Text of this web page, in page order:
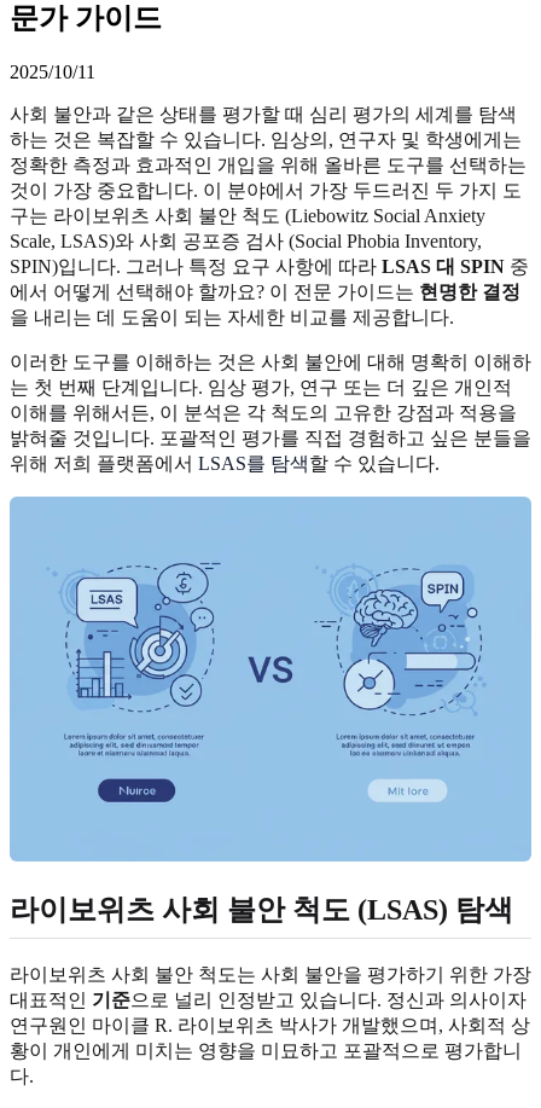
문가 가이드
2025/10/11
사회 불안과 같은 상태를 평가할 때 심리 평가의 세계를 탐색
하는 것은 복잡할 수 있습니다. 임상의, 연구자 및 학생에게는
정확한 측정과 효과적인 개입을 위해 올바른 도구를 선택하는
것이 가장 중요합니다. 이 분야에서 가장 두드러진 두 가지 도
구는 라이보위츠 사회 불안 척도 (Liebowitz Social Anxiety
Scale, LSAS)와 사회 공포증 검사 (Social Phobia Inventory,
SPIN)입니다. 그러나 특정 요구 사항에 따라 LSAS 대 SPIN 중
에서 어떻게 선택해야 할까요? 이 전문 가이드는 현명한 결정
을 내리는 데 도움이 되는 자세한 비교를 제공합니다.
이러한 도구를 이해하는 것은 사회 불안에 대해 명확히 이해하
는 첫 번째 단계입니다. 임상 평가, 연구 또는 더 깊은 개인적
이해를 위해서든, 이 분석은 각 척도의 고유한 강점과 적용을
밝혀줄 것입니다. 포괄적인 평가를 직접 경험하고 싶은 분들을
위해 저희 플랫폼에서 LSAS를 탐색할 수 있습니다.
라이보위츠 사회 불안 척도 (LSAS) 탐색
라이보위츠 사회 불안 척도는 사회 불안을 평가하기 위한 가장
대표적인 기준으로 널리 인정받고 있습니다. 정신과 의사이자
연구원인 마이클 R. 라이보위츠 박사가 개발했으며, 사회적 상
황이 개인에게 미치는 영향을 미묘하고 포괄적으로 평가합니
다.